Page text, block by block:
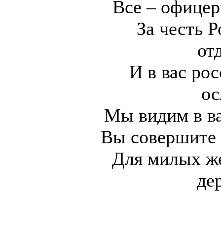
Все –
За честь
И в вас
Мы видим в
Вы
Для милых